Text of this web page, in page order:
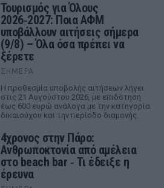
Τουρισμός για Όλους
2026‑2027: Ποια ΑΦΜ
υποβάλλουν αιτήσεις σήμερα
(9/8) – Όλα όσα πρέπει να
ξέρετε
ΣΉΜΕΡΑ
Η προθεσμία υποβολής αιτήσεων λήγει
στις 21 Αυγούστου 2026, με επιδότηση
έως 600 ευρώ ανάλογα με την κατηγορία
δικαιούχου και την περίοδο διαμονής.
4χρονος στην Πάρο:
Ανθρωποκτονία από αμέλεια
στο beach bar ‑ Τι έδειξε η
έρευνα